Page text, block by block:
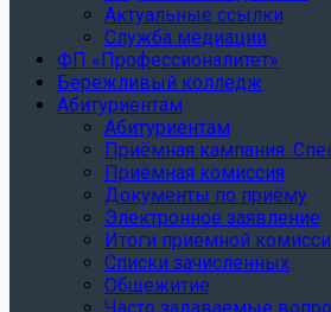
Актуальные ссылки
Служба медиации
ФП «Профессионалитет»
Бережливый колледж
Абитуриентам
Абитуриентам
Приёмная кампания.
Приёмная комиссия
Документы по приёму
Электронное заявление
Итоги приёмной
Списки зачисленных
Общежитие